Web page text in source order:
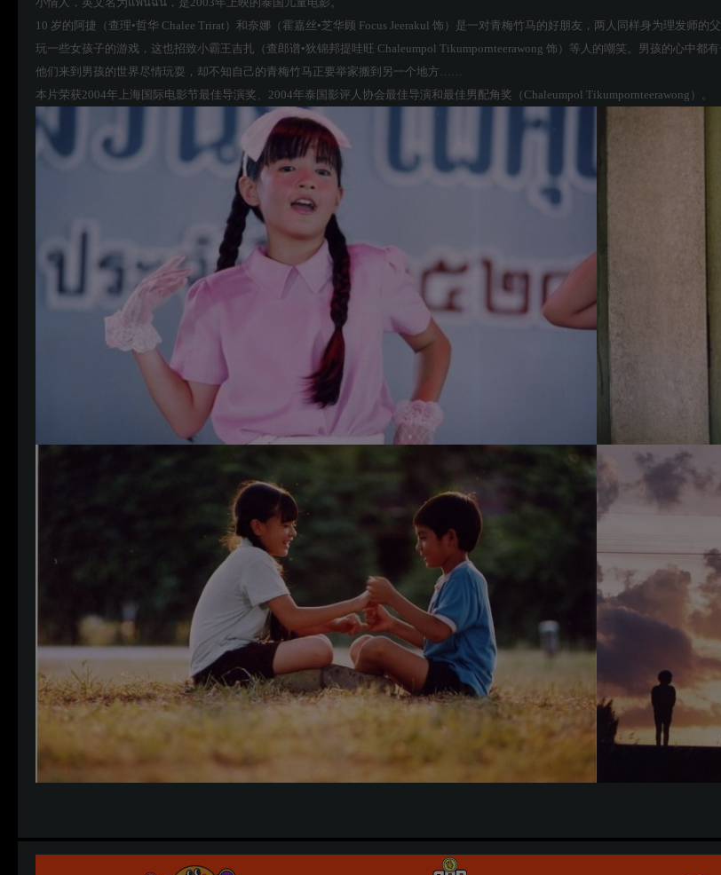
10 岁的阿捷（查理•哲华 Chalee Trirat）和奈娜（霍嘉丝•芝华顾 Focus Jeerakul 饰）是一对青梅竹马的好朋友，两人同样身为理发师
玩一些女孩子的游戏，这也招致小霸王吉扎（查郎谱•狄锦邦提哇旺 Chaleumpol Tikumpornteerawong 饰）等人的嘲笑。男孩的心中
他们来到男孩的世界尽情玩耍，却不知自己的青梅竹马正要举家搬到另一个地方……
本片荣获2004年上海国际电影节最佳导演奖、2004年泰国影评人协会最佳导演和最佳男配角奖（Chaleumpol Tikumpornteerawong）。